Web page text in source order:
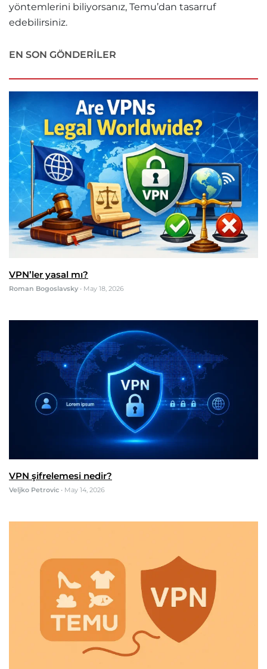
yöntemlerini biliyorsanız, Temu’dan tasarruf
edebilirsiniz.
EN SON GÖNDERILER
VPN’ler yasal mı?
Roman Bogoslavsky • May 18, 2026
VPN şifrelemesi nedir?
Veljko Petrovic • May 14, 2026